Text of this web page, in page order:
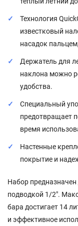
Технология
известковый
насадок
Держатель для
наклона можно
удобства.
Специальный
предотвращает
время
Настенные
покрытие и
Набор
подводкой 1/2".
бара достигает 14
и эффективное